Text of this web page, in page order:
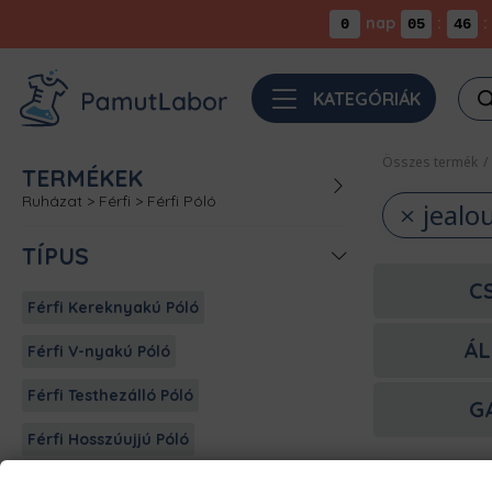
0 nap 05 : 46 :
KATEGÓRIÁK
TERMÉKEK
Ruházat > Férfi > Férfi Póló
TÍPUS
Férfi Kereknyakú Póló
Férfi V-nyakú Póló
Férfi Testhezálló Póló
Férfi Hosszúujjú Póló
Összes termék /